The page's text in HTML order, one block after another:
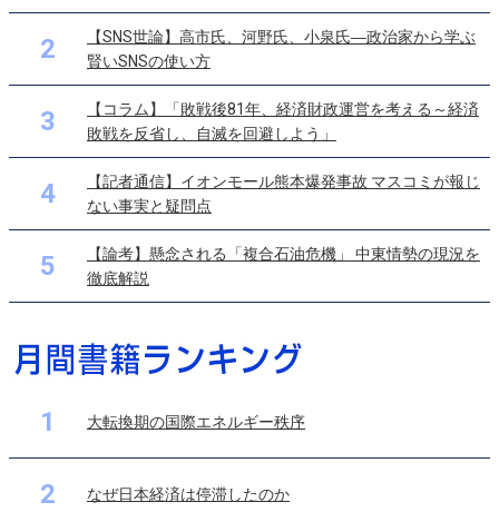
2
【SNS世論】高市氏、河野氏、小泉氏―政治家から学ぶ
賢いSNSの使い方
3
【コラム】「敗戦後81年、経済財政運営を考える～経済
敗戦を反省し、自滅を回避しよう」
4
【記者通信】イオンモール熊本爆発事故 マスコミが報じ
ない事実と疑問点
5
【論考】懸念される「複合石油危機」 中東情勢の現況を
徹底解説
1 大転換期の国際エネルギー秩序
2 なぜ日本経済は停滞したのか